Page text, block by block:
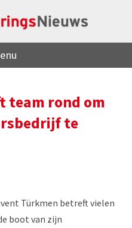
team rond om
te
Türkmen betreft vielen
boot van zijn